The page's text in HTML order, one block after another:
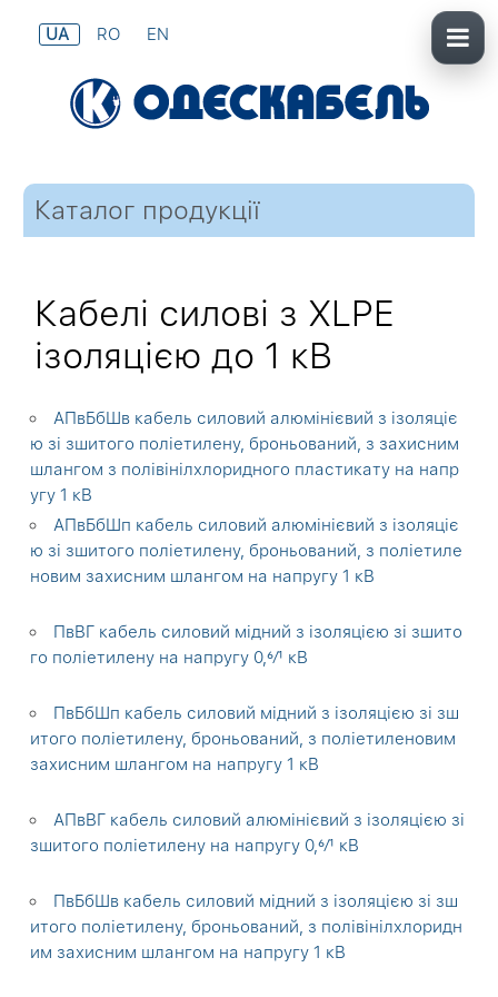
UA RO EN
Каталог продукції
Кабелі силові з XLPE
ізоляцією до 1 кВ
АПвБбШв кабель силовий алюмінієвий з ізоляціє
ю зі зшитого поліетилену, броньований, з захисним
шлангом з полівінілхлоридного пластикату на напр
угу 1 кВ
АПвБбШп кабель силовий алюмінієвий з ізоляціє
ю зі зшитого поліетилену, броньований, з поліетиле
новим захисним шлангом на напругу 1 кВ
ПвВГ кабель силовий мідний з ізоляцією зі зшито
го поліетилену на напругу 0,6⁄1 кВ
ПвБбШп кабель силовий мідний з ізоляцією зі зш
итого поліетилену, броньований, з поліетиленовим
захисним шлангом на напругу 1 кВ
АПвВГ кабель силовий алюмінієвий з ізоляцією зі
зшитого поліетилену на напругу 0,6⁄1 кВ
ПвБбШв кабель силовий мідний з ізоляцією зі зш
итого поліетилену, броньований, з полівінілхлоридн
им захисним шлангом на напругу 1 кВ